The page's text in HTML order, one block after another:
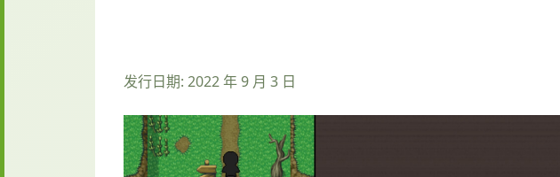
发行日期: 2022 年 9 月 3 日